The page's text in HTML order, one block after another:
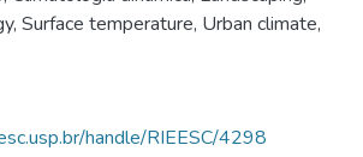
, Surface temperature, Urban climate,
handle/RIEESC/4298